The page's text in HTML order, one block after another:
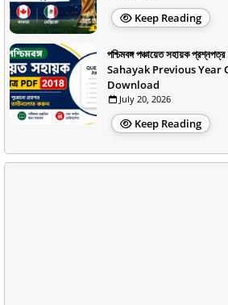
Keep Reading
পশ্চিমবঙ্গ পঞ্চায়েত সহায়ক
Sahayak Previous Year
Download
July 20, 2026
Keep Reading